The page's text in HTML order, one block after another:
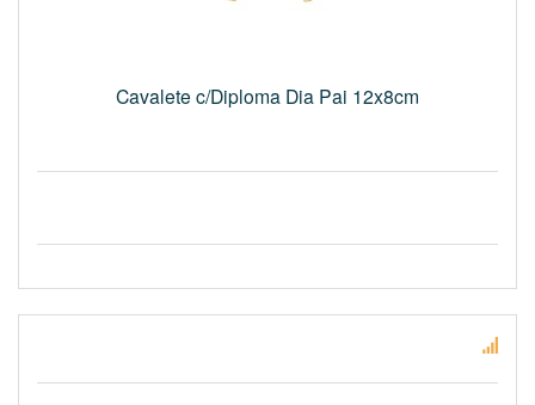
Cavalete c/Diploma Dia Pai 12x8cm